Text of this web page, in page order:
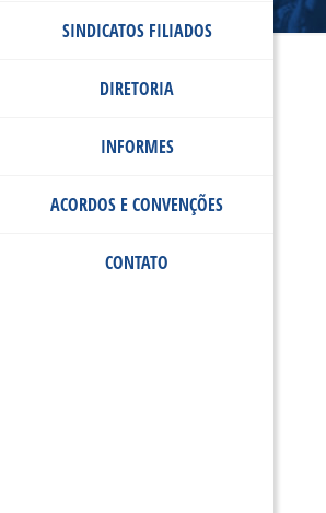
SINDICATOS FILIADOS
DIRETORIA
INFORMES
ACORDOS E CONVENÇÕES
CONTATO